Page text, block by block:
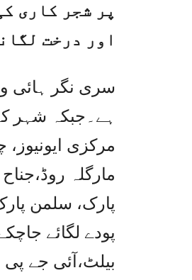
پر شجر کاری
اور درخت
سری نگر ہائی
ہے۔جبکہ شہر
مرکزی
مارگلہ روڈ،جناح
پارک، سلمن
پودے لگائے
بیلٹ،آئی جے پی